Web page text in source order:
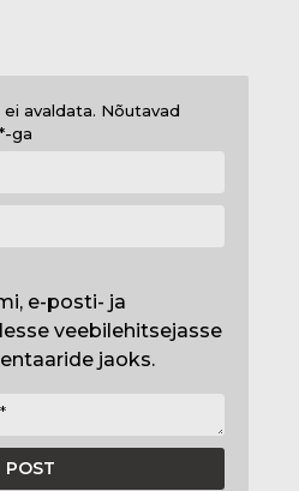
avaldata. Nõutavad
*-ga
e-posti- ja
veebilehitsejasse
jaoks.